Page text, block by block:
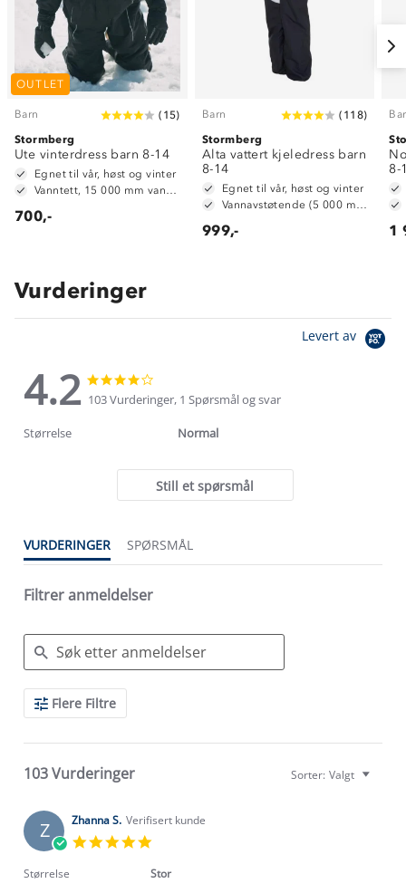
OUTLET
Barn ( 15)
Stormberg
Ute vinterdress barn 8-14
Egnet til vår, høst og vinter
700,-
Barn ( 118)
Stormberg
Alta vattert kjeledress barn
8-14
Egnet til vår, høst og vinter
999,-
8-
1
Vurderinger
Levert av
4.2
4.2
star
rating
star
rating
103 Vurderinger, 1 Spørsmål og svar
Størrelse Normal
Still et spørsmål
VURDERINGER SPØRSMÅL
Filtrer anmeldelser
Search
ReviewsFlere Filtre
103 Vurderinger Sorter: Valgt
Z Zhanna S. Verifisert kunde
rating
Størrelse Stor